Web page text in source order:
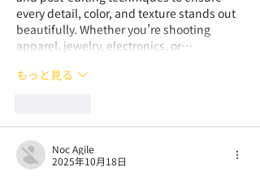
every detail, color, and texture stands out
beautifully. Whether you’re shooting
apparel, jewelry, electronics, or…
もっと見る
Noc Agile
2025年10月18日